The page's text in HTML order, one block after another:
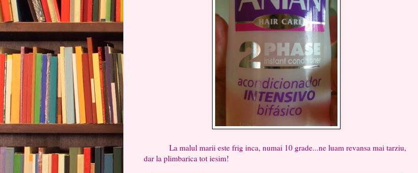
La malul marii este frig inca, numai 10 grade...ne luam revansa mai tarziu,
dar la plimbarica tot iesim!